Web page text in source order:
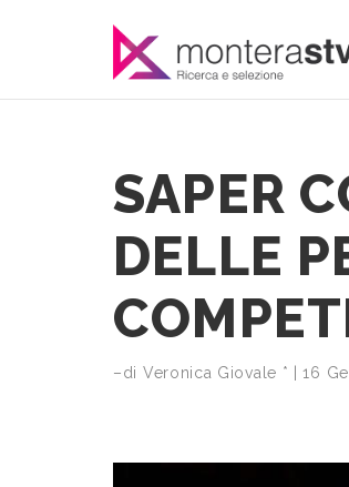
SAPER
DELLE
–di Veronica Giovale * | 16